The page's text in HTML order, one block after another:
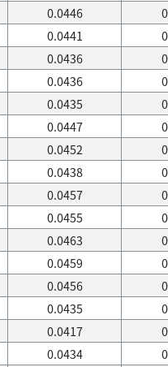
0.0446
0.0441
0.0436
0.0436
0.0435
0.0447
0.0452
0.0438
0.0457
0.0455
0.0463
0.0459
0.0456
0.0435
0.0417
0.0434